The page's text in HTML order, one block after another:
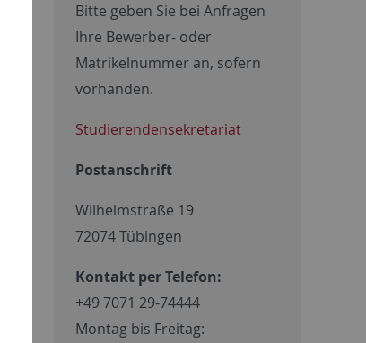
Bitte geben Sie bei Anfragen
Ihre Bewerber- oder
Matrikelnummer an, sofern
vorhanden.
Studierendensekretariat
Postanschrift
Wilhelmstraße 19
72074 Tübingen
Kontakt per Telefon:
+49 7071 29-74444
Montag bis Freitag: